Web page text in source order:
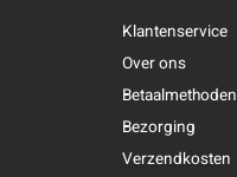
Klantenservice
Over ons
Betaalmethoden
Bezorging
Verzendkosten